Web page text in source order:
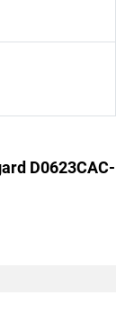
D0623CAC-